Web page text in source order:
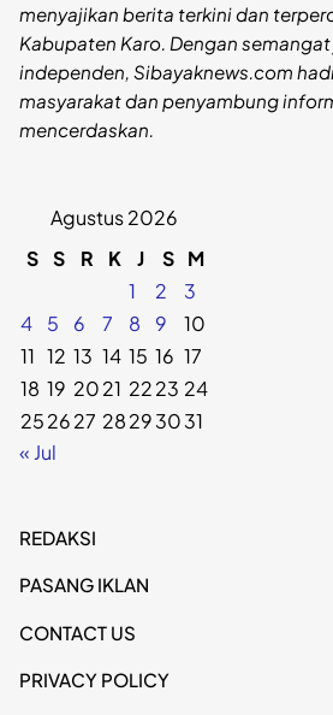
menyajikan berita terkini dan
Kabupaten Karo. Dengan
independen, Sibayaknews.com
masyarakat dan penyambung
mencerdaskan.
Agustus 2026
S S R K J S M
1
2
3
4
5 6 7 8 9
10
11 12 13 14 15 16 17
18 19 2021 2223 24
252627 28293031
« Jul
REDAKSI
PASANG IKLAN
CONTACT US
PRIVACY POLICY